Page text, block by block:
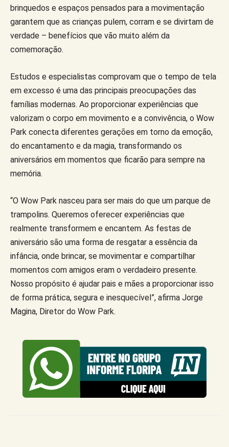
brinquedos e espaços pensados para a movimentação
garantem que as crianças pulem, corram e se divirtam de
verdade – benefícios que vão muito além da
comemoração.
Estudos e especialistas comprovam que o tempo de tela
em excesso é uma das principais preocupações das
famílias modernas. Ao proporcionar experiências que
valorizam o corpo em movimento e a convivência, o Wow
Park conecta diferentes gerações em torno da emoção,
do encantamento e da magia, transformando os
aniversários em momentos que ficarão para sempre na
memória.
“O Wow Park nasceu para ser mais do que um parque de
trampolins. Queremos oferecer experiências que
realmente transformem e encantem. As festas de
aniversário são uma forma de resgatar a essência da
infância, onde brincar, se movimentar e compartilhar
momentos com amigos eram o verdadeiro presente.
Nosso propósito é ajudar pais e mães a proporcionar isso
de forma prática, segura e inesquecível”, afirma Jorge
Magina, Diretor do Wow Park.